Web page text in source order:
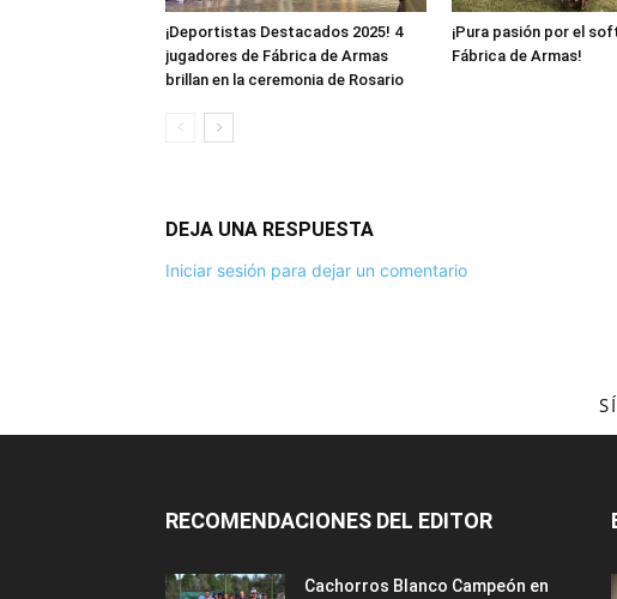
¡Deportistas Destacados 2025! 4
jugadores de Fábrica de Armas
brillan en la ceremonia de Rosario
¡Pura pasión por el
Fábrica de Armas!
DEJA UNA RESPUESTA
Iniciar sesión para dejar un comentario
RECOMENDACIONES DEL EDITOR
Cachorros Blanco Campeón en